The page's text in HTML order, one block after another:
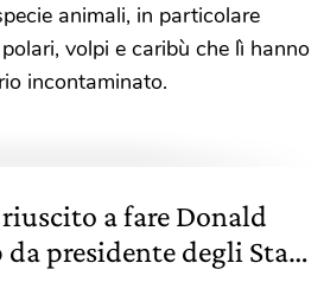
animali, in particolare
volpi e caribù che lì hanno
incontaminato.
riuscito a fare Donald
presidente degli Stati